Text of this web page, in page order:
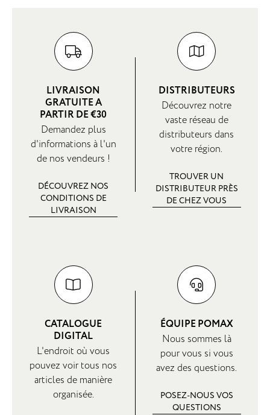
LIVRAISON
GRATUITE A
PARTIR DE €30
Demandez plus
d'informations à l'un
de nos vendeurs !
DÉCOUVREZ NOS
CONDITIONS DE
LIVRAISON
DISTRIBUTEURS
Découvrez notre
vaste réseau de
distributeurs dans
votre région.
TROUVER UN
DISTRIBUTEUR PRÈS
DE CHEZ VOUS
CATALOGUE
DIGITAL
L'endroit où vous
pouvez voir tous nos
articles de manière
organisée.
ÉQUIPE POMAX
Nous sommes là
pour vous si vous
avez des questions.
POSEZ-NOUS VOS
QUESTIONS